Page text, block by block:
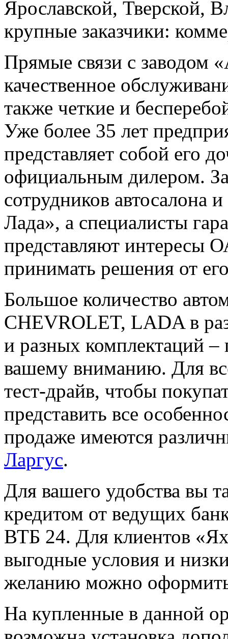
Ярославской, Тверской,
крупные заказчики:
Прямые связи с заводом
качественное
также четкие и
Уже более 35 лет
представляет собой его
официальным дилером.
сотрудников автосалона
Лада», а специалисты
представляют
принимать решения от
Большое количество
CHEVROLET, LADA в
и разных комплектаций –
вашему вниманию. Для
тест-драйв, чтобы
представить все
продаже имеются
Ларгус.
Для вашего удобства вы
кредитом от ведущих
ВТБ 24. Для клиентов
выгодные условия и
желанию можно
На купленные в данной